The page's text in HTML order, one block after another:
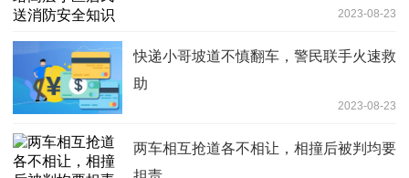
2023-08-23
快递小哥坡道不慎翻车，警民联手火速救
助
2023-08-23
两车相互抢道各不相让，相撞后被判均要